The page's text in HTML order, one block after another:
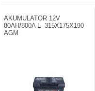
AKUMULATOR 12V
80AH/800A L- 315X175X190
AGM